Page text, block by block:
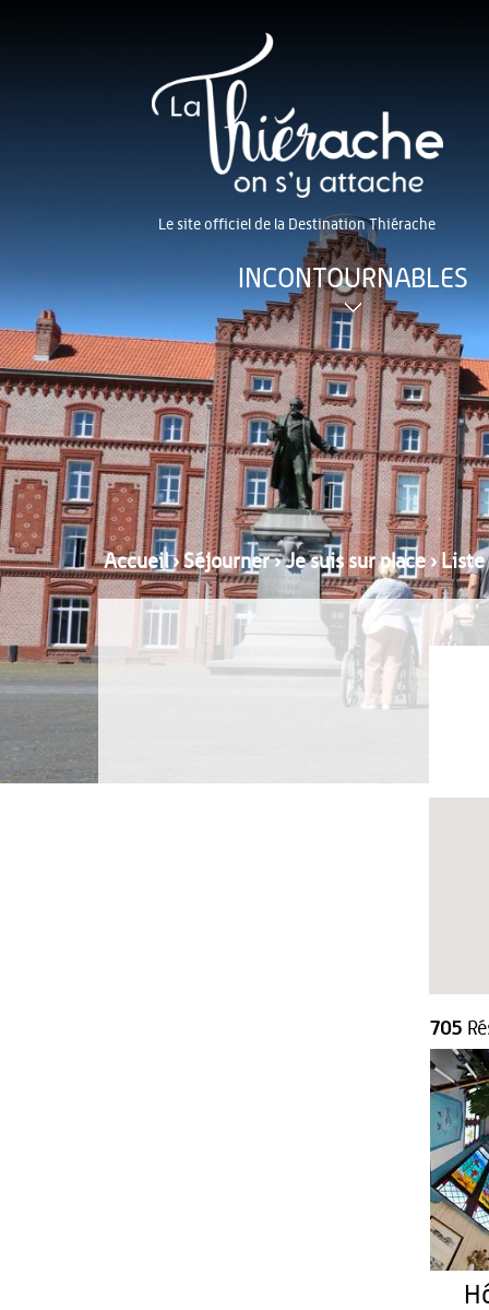
Le site officiel de la Destination Thiérache
INCONTOURNABLES
Accueil›Séjourner›Je suis sur place›Liste
705